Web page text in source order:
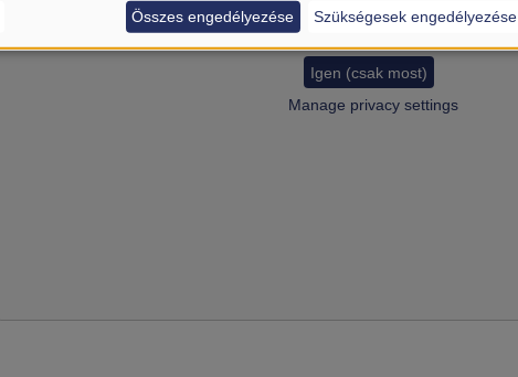
Betölti a(z)
Igen (csak most)
Manage privacy settings
Szükségesek engedélyezése
Összes engedélyezése